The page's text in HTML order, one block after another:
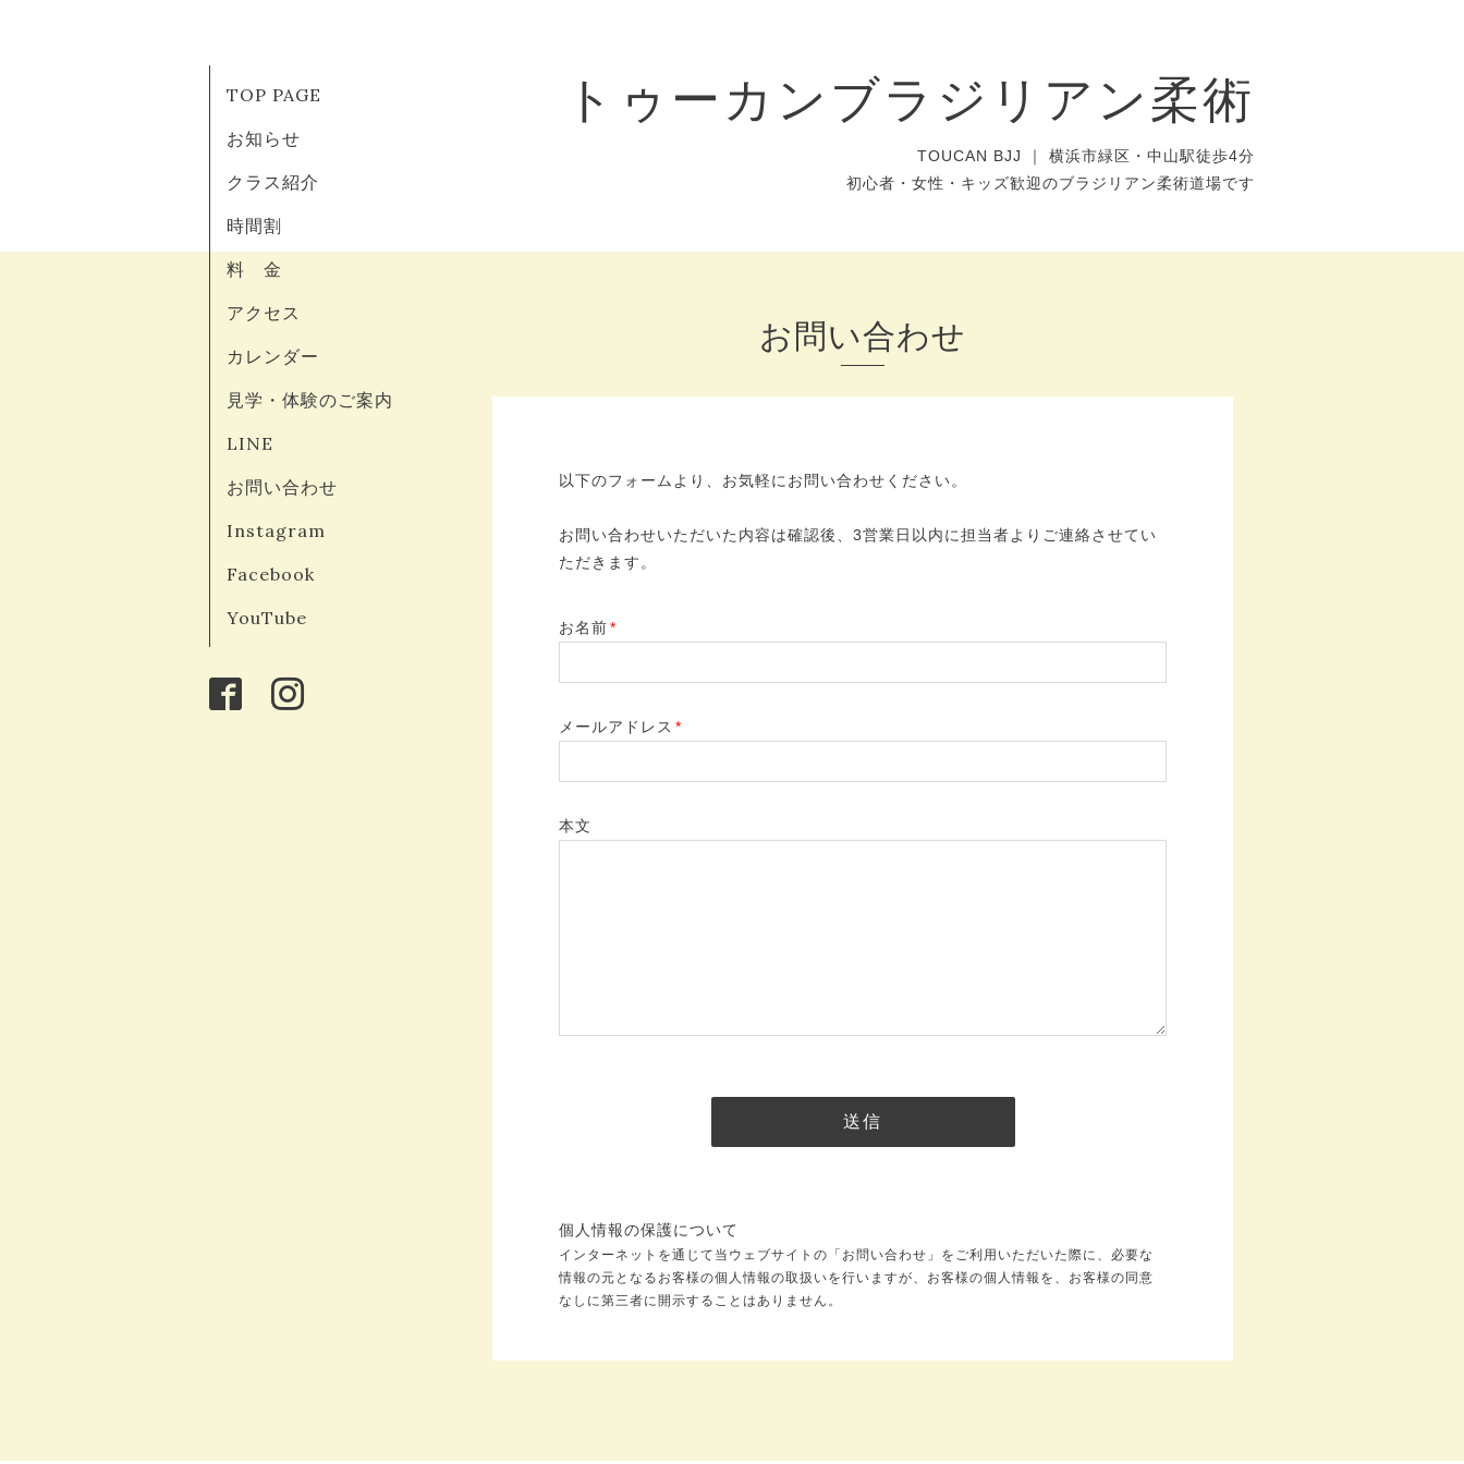
トゥーカンブラジリアン柔術
TOUCAN BJJ ｜ 横浜市緑区・中山駅徒歩4分
初心者・女性・キッズ歓迎のブラジリアン柔術道場です
TOP PAGE
お知らせ
クラス紹介
時間割
料 金
アクセス
カレンダー
見学・体験のご案内
LINE
お問い合わせ
Instagram
Facebook
YouTube
お問い合わせ
以下のフォームより、お気軽にお問い合わせください。
お問い合わせいただいた内容は確認後、3営業日以内に担当者よりご連絡させてい
ただきます。
お名前*
メールアドレス *
本文
個人情報の保護について
インターネットを通じて当ウェブサイトの「お問い合わせ」をご利用いただいた際に、必要な
情報の元となるお客様の個人情報の取扱いを行いますが、お客様の個人情報を、お客様の同意
なしに第三者に開示することはありません。